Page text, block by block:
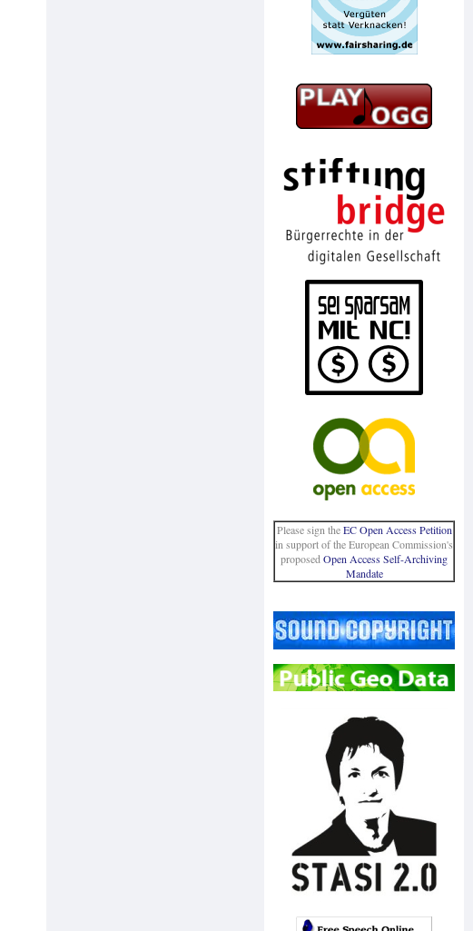
Please sign theEC Open Access Petition
in support of the European Commission's
proposed Open Access Self-Archiving
Mandate